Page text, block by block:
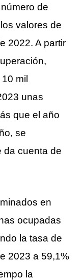
de
valores de
2022. A partir
mil
unas
que el año
se
da cuenta de
en
ocupadas
la tasa de
2023 a 59,1%
la